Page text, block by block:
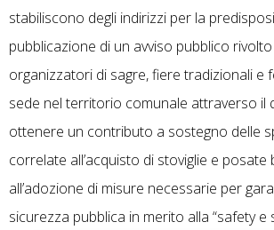
stabiliscono degli indirizzi per la
pubblicazione di un avviso pubblico
organizzatori di sagre, fiere tradizionali e
sede nel territorio comunale attraverso il
ottenere un contributo a sostegno delle
correlate all’acquisto di stoviglie e posate
all’adozione di misure necessarie per
sicurezza pubblica in merito alla “safety e